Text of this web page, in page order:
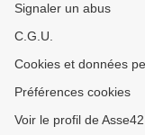
Signaler un abus
C.G.U.
Cookies et données
Préférences cookies
Voir le profil de